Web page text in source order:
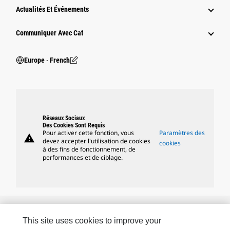
Actualités Et Événements
Communiquer Avec Cat
Europe ‧ French
warning
Réseaux Sociaux
Des Cookies Sont Requis
Pour activer cette fonction, vous
devez accepter l'utilisation de cookies
à des fins de fonctionnement, de
performances et de ciblage.
Paramètres des
cookies
This site uses cookies to improve your